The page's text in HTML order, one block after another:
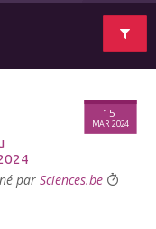
15
MAR 2024
par Sciences.be